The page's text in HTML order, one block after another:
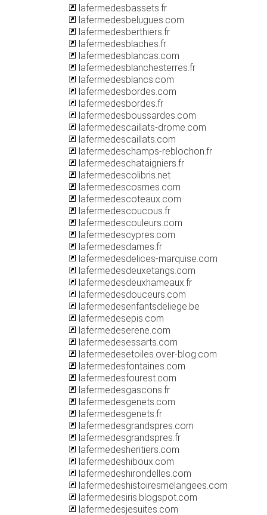
lafermedesbassets.fr
lafermedesbelugues.com
lafermedesberthiers.fr
lafermedesblaches.fr
lafermedesblancas.com
lafermedesblanchesterres.fr
lafermedesblancs.com
lafermedesbordes.com
lafermedesbordes.fr
lafermedesboussardes.com
lafermedescaillats-drome.com
lafermedescaillats.com
lafermedeschamps-reblochon.fr
lafermedeschataigniers.fr
lafermedescolibris.net
lafermedescosmes.com
lafermedescoteaux.com
lafermedescoucous.fr
lafermedescouleurs.com
lafermedescypres.com
lafermedesdames.fr
lafermedesdelices-marquise.com
lafermedesdeuxetangs.com
lafermedesdeuxhameaux.fr
lafermedesdouceurs.com
lafermedesenfantsdeliege.be
lafermedesepis.com
lafermedeserene.com
lafermedesessarts.com
lafermedesetoiles.over-blog.com
lafermedesfontaines.com
lafermedesfourest.com
lafermedesgascons.fr
lafermedesgenets.com
lafermedesgenets.fr
lafermedesgrandspres.com
lafermedesgrandspres.fr
lafermedesheritiers.com
lafermedeshiboux.com
lafermedeshirondelles.com
lafermedeshistoiresmelangees.com
lafermedesiris.blogspot.com
lafermedesjesuites.com